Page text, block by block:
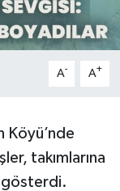
A- A+
Köyü’nde
takımlarına
gösterdi.